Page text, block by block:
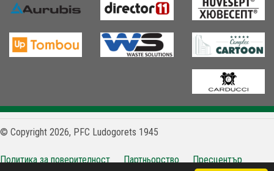
© Copyright 2026, PFC Ludogorets 1945
Политика за поверителност Партньорство
Пресцентър